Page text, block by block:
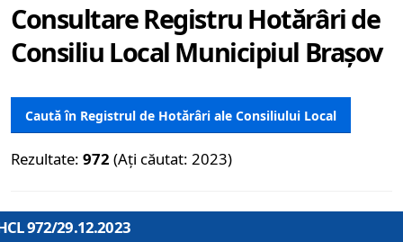
Consultare Registru Hotărâri de
Consiliu Local Municipiul Brașov
Caută în Registrul de Hotărâri ale Consiliului Local
Rezultate: 972 (Ați căutat: 2023)
972/29.12.2023